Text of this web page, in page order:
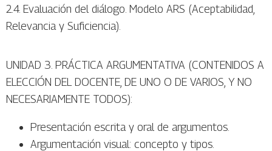
2.4. Evaluación del diálogo. Modelo ARS (Aceptabilidad,
Relevancia y Suficiencia).
UNIDAD 3. PRÁCTICA ARGUMENTATIVA (CONTENIDOS A
ELECCIÓN DEL DOCENTE, DE UNO O DE VARIOS, Y NO
NECESARIAMENTE TODOS):
Presentación escrita y oral de argumentos.
Argumentación visual: concepto y tipos.